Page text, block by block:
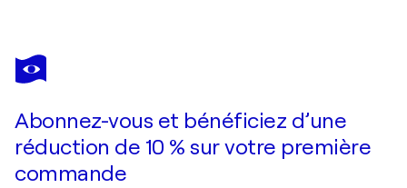
JENNY LEE
Rip Curl
Abonnez-vous et bénéficiez d’une
réduction de 10 % sur votre première
commande